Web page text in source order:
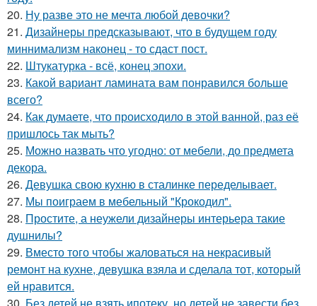
20. Ну разве это не мечта любой девочки?
21. Дизайнеры предсказывают, что в будущем году
миннимализм наконец - то сдаст пост.
22. Штукатурка - всё, конец эпохи.
23. Какой вариант ламината вам понравился больше
всего?
24. Как думаете, что происходило в этой ванной, раз её
пришлось так мыть?
25. Можно назвать что угодно: от мебели, до предмета
декора.
26. Девушка свою кухню в сталинке переделывает.
27. Мы поиграем в мебельный "Крокодил".
28. Простите, а неужели дизайнеры интерьера такие
душнилы?
29. Вместо того чтобы жаловаться на некрасивый
ремонт на кухне, девушка взяла и сделала тот, который
ей нравится.
30. Без детей не взять ипотеку, но детей не завести без